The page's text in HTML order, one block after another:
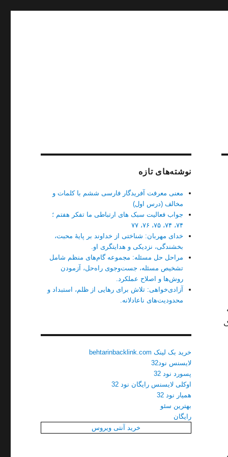
نوشته‌های تازه
معنی معرفت آفریدگار فارسی ششم با کلمات و
مخالف (درس اول)
جواب فعالیت سبک های ارتباطی ما تفکر هفتم ؛
۷۴، ۷۴، ۷۵، ۷۶، ۷۷
خدای مهربان: شناختی از خداوند بر پایهٔ محبت،
بخشندگی، نزدیکی و هدایتگری او.
مراحل حل مسئله: مجموعه گام‌های منظم شامل
تشخیص مسئله، جست‌وجوی راه‌حل، آزمودن
روش‌ها و اصلاح عملکرد.
آزادی‌خواهی: تلاش برای رهایی از ظلم، استبداد و
محدودیت‌های ناعادلانه.
خرید بک لینک behtarinbacklink.com
لایسنس نود32
پسورد نود 32
اوکلی لایسنس رایگان نود 32
همیار نود 32
بهترین سئو
رایگان
خرید آنتی ویروس